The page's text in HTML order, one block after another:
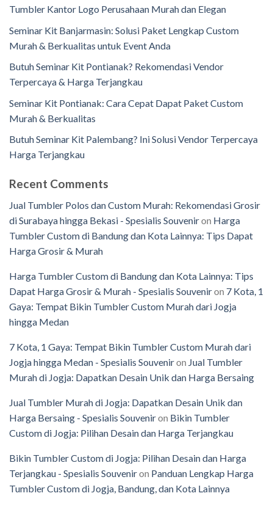
Tumbler Kantor Logo Perusahaan Murah dan Elegan
Seminar Kit Banjarmasin: Solusi Paket Lengkap Custom
Murah & Berkualitas untuk Event Anda
Butuh Seminar Kit Pontianak? Rekomendasi Vendor
Terpercaya & Harga Terjangkau
Seminar Kit Pontianak: Cara Cepat Dapat Paket Custom
Murah & Berkualitas
Butuh Seminar Kit Palembang? Ini Solusi Vendor Terpercaya
Harga Terjangkau
Recent Comments
Jual Tumbler Polos dan Custom Murah: Rekomendasi Grosir
di Surabaya hingga Bekasi - Spesialis Souveniron Harga
Tumbler Custom di Bandung dan Kota Lainnya: Tips Dapat
Harga Grosir & Murah
Harga Tumbler Custom di Bandung dan Kota Lainnya: Tips
Dapat Harga Grosir & Murah - Spesialis Souveniron 7 Kota, 1
Gaya: Tempat Bikin Tumbler Custom Murah dari Jogja
hingga Medan
7 Kota, 1 Gaya: Tempat Bikin Tumbler Custom Murah dari
Jogja hingga Medan - Spesialis Souveniron Jual Tumbler
Murah di Jogja: Dapatkan Desain Unik dan Harga Bersaing
Jual Tumbler Murah di Jogja: Dapatkan Desain Unik dan
Harga Bersaing - Spesialis Souveniron Bikin Tumbler
Custom di Jogja: Pilihan Desain dan Harga Terjangkau
Bikin Tumbler Custom di Jogja: Pilihan Desain dan Harga
Terjangkau - Spesialis Souveniron Panduan Lengkap Harga
Tumbler Custom di Jogja, Bandung, dan Kota Lainnya